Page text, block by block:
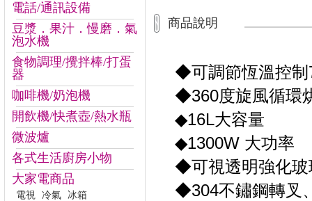
電話/通訊設備
豆漿．果汁．慢磨．氣
泡水機
食物調理/攪拌棒/打蛋
器
咖啡機/奶泡機
開飲機/快煮壺/熱水瓶
微波爐
各式生活廚房小物
大家電商品
電視 冷氣 冰箱
商品說明
◆可調節恆溫控
◆360度旋風循環
◆16L大容量
◆1300W 大功率
◆可視透明強化玻
◆304不鏽鋼轉叉